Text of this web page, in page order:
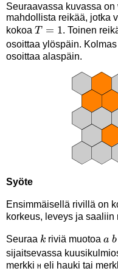
Seuraavassa kuvassa
mahdollista reikää, jotka
kokoa T=1
T = 1. Toinen
osoittaa ylöspäin.
osoittaa alaspäin.
Syöte
Ensimmäisellä rivillä on
korkeus, leveys ja saaliin
Seuraa k
k riviä muotoaa
a b
b
sijaitsevassa
merkki H eli hauki tai